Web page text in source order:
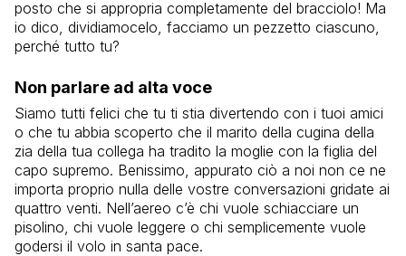
posto che si appropria completamente del bracciolo! Ma
io dico, dividiamocelo, facciamo un pezzetto ciascuno,
perché tutto tu?
Non parlare ad alta voce
Siamo tutti felici che tu ti stia divertendo con i tuoi amici
o che tu abbia scoperto che il marito della cugina della
zia della tua collega ha tradito la moglie con la figlia del
capo supremo. Benissimo, appurato ciò a noi non ce ne
importa proprio nulla delle vostre conversazioni gridate ai
quattro venti. Nell’aereo c’è chi vuole schiacciare un
pisolino, chi vuole leggere o chi semplicemente vuole
godersi il volo in santa pace.